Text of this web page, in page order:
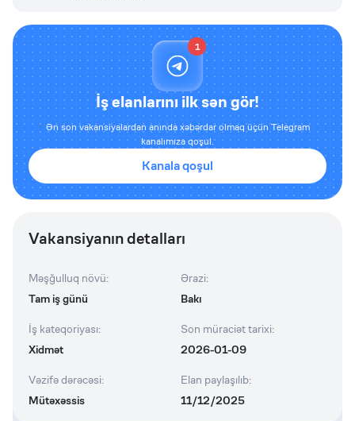
1
İş elanlarını ilk sən gör!
Ən son vakansiyalardan anında xəbərdar olmaq üçün Telegram
kanalımıza qoşul.
Kanala qoşul
Vakansiyanın detalları
Məşğulluq növü:
Tam iş günü
Ərazi:
Bakı
İş kateqoriyası:
Xidmət
Son müraciət tarixi:
2026-01-09
Vəzifə dərəcəsi:
Mütəxəssis
Elan paylaşılıb:
11/12/2025